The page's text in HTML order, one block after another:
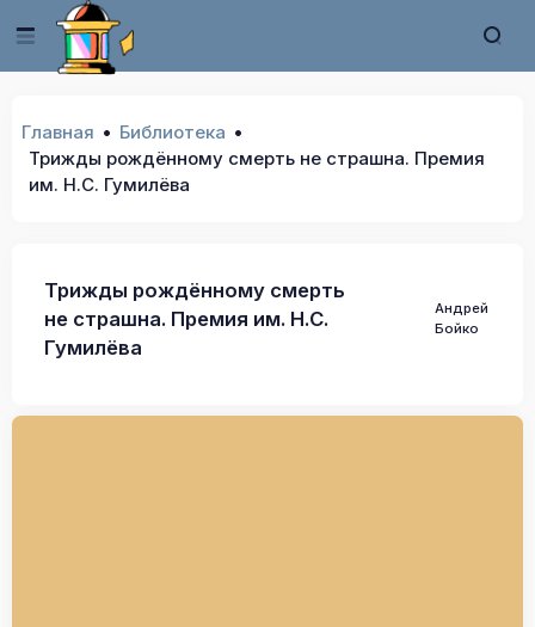
Главная
Библиотека
Трижды рождённому смерть не страшна. Премия
им. Н.С. Гумилёва
Трижды рождённому смерть
не страшна. Премия им. Н.С.
Гумилёва
Андрей
Бойко